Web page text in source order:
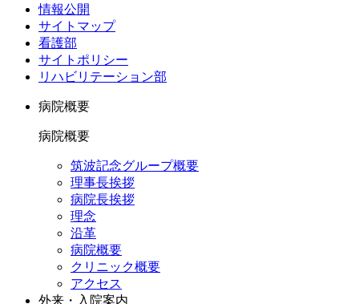
情報公開
サイトマップ
看護部
サイトポリシー
リハビリテーション部
病院概要
病院概要
筑波記念グループ概要
理事長挨拶
病院長挨拶
理念
沿革
病院概要
クリニック概要
アクセス
外来・入院案内